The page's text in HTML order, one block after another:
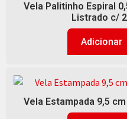
Vela Palitinho Espiral
Listrado c/
Adicionar
Vela Estampada 9,5 cm